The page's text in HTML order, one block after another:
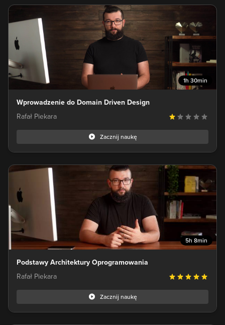
1h 30min
Wprowadzenie do Domain Driven Design
Rafał Piekara
Zacznij naukę
5h 8min
Podstawy Architektury Oprogramowania
Rafał Piekara
Zacznij naukę